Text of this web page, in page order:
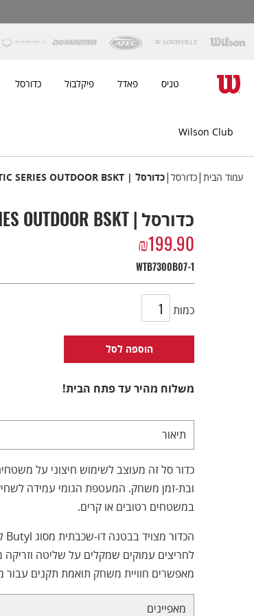
טניס פאדל פיקלבול כדורסל
Wilson Club
עמוד הבית |כדורסל |כדורסל | NBA AUTHENTIC SERIES OUTDOOR BSKT
כדורסל | NBA AUTHENTIC SERIES OUTDOOR BSKT
₪199.90
WTB7300B07-1
כמות
הוספה לסל
משלוח מהיר עד פתח הבית!
תיאור
כדור סל זה מעוצב לשימוש חיצוני על
במשטחים רטובים או קרים.
מאפשרים חוויית משחק תואמת תקנים עבור
מאפיינים